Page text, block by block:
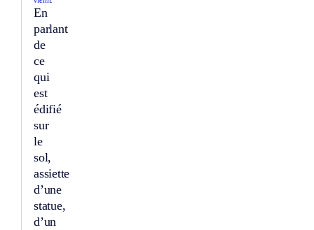
En
parlant
de
ce
qui
est
édifié
sur
le
sol,
assiette
d’une
statue,
d’un